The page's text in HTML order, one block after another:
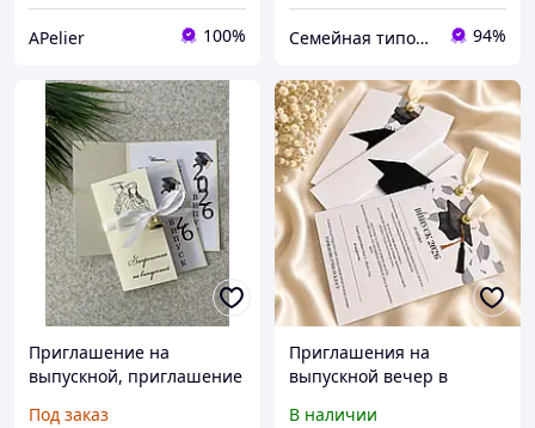
APelier 100% Семейная типография «Мир Праздника» | Полиграфия, печать и индивидуальный дизайн 94%
Приглашение на
выпускной, приглашение
Под заказ
Приглашения на
выпускной вечер в
В наличии